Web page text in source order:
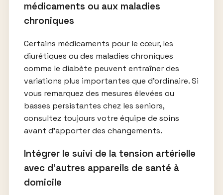
médicaments ou aux maladies
chroniques
Certains médicaments pour le cœur, les
diurétiques ou des maladies chroniques
comme le diabète peuvent entraîner des
variations plus importantes que d’ordinaire. Si
vous remarquez des mesures élevées ou
basses persistantes chez les seniors,
consultez toujours votre équipe de soins
avant d’apporter des changements.
Intégrer le suivi de la tension artérielle
avec d’autres appareils de santé à
domicile